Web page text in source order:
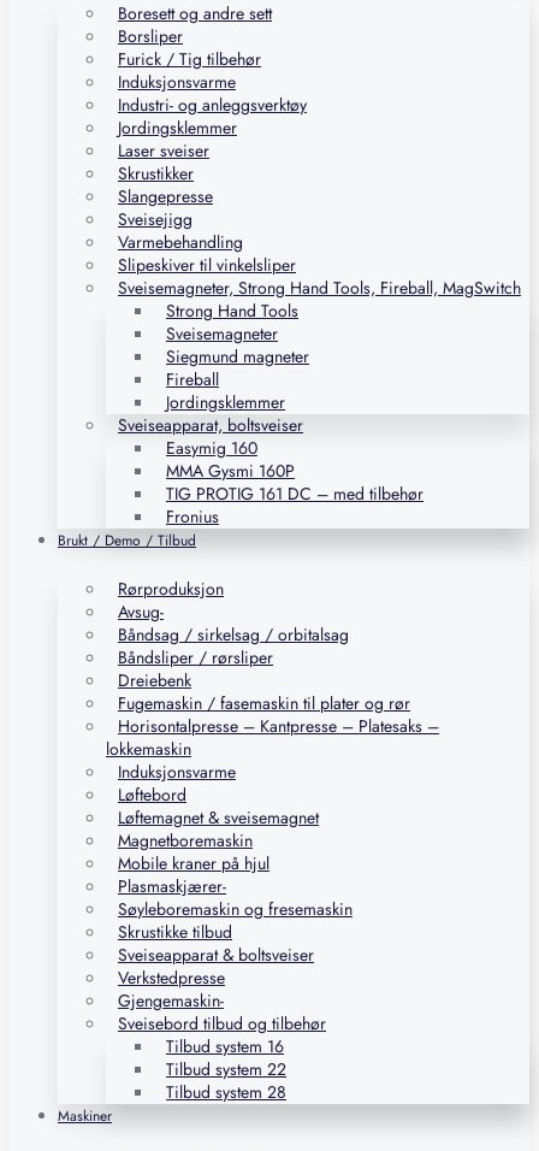
Boresett og andre sett
Borsliper
Furick / Tig tilbehør
Induksjonsvarme
Industri- og anleggsverktøy
Jordingsklemmer
Laser sveiser
Skrustikker
Slangepresse
Sveisejigg
Varmebehandling
Slipeskiver til vinkelsliper
Sveisemagneter, Strong Hand Tools, Fireball, MagSwitch
Strong Hand Tools
Sveisemagneter
Siegmund magneter
Fireball
Jordingsklemmer
Sveiseapparat, boltsveiser
Easymig 160
MMA Gysmi 160P
TIG PROTIG 161 DC – med tilbehør
Fronius
Brukt / Demo / Tilbud
Rørproduksjon
Avsug-
Båndsag / sirkelsag / orbitalsag
Båndsliper / rørsliper
Dreiebenk
Fugemaskin / fasemaskin til plater og rør
Horisontalpresse – Kantpresse – Platesaks –
lokkemaskin
Induksjonsvarme
Løftebord
Løftemagnet & sveisemagnet
Magnetboremaskin
Mobile kraner på hjul
Plasmaskjærer-
Søyleboremaskin og fresemaskin
Skrustikke tilbud
Sveiseapparat & boltsveiser
Verkstedpresse
Gjengemaskin-
Sveisebord tilbud og tilbehør
Tilbud system 16
Tilbud system 22
Tilbud system 28
Maskiner